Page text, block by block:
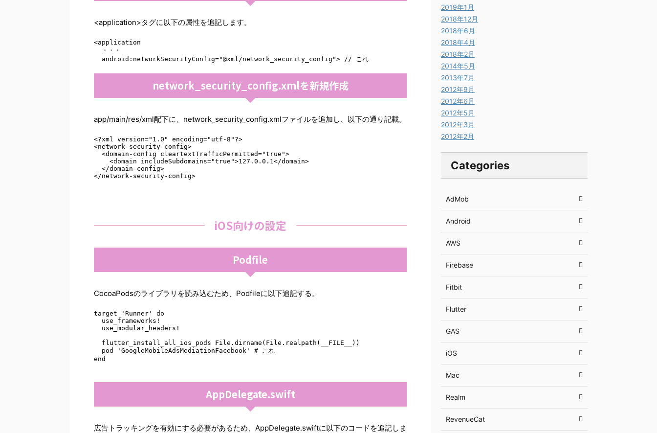
<application>タグに以下の属性を追記します。
<application
  ・・・
  android:networkSecurityConfig="@xml/network_security_config"> // これ
network_security_config.xmlを新規作成
app/main/res/xml配下に、network_security_config.xmlファイルを追加し、以下の通り記載。
<?xml version="1.0" encoding="utf-8"?>
<network-security-config>
  <domain-config cleartextTrafficPermitted="true">
    <domain includeSubdomains="true">127.0.0.1</domain>
  </domain-config>
</network-security-config>
iOS向けの設定
Podfile
CocoaPodsのライブラリを読み込むため、Podfileに以下追記する。
target 'Runner' do
  use_frameworks!
  use_modular_headers!
  flutter_install_all_ios_pods File.dirname(File.realpath(__FILE__))
  pod 'GoogleMobileAdsMediationFacebook' # これ
end
AppDelegate.swift
広告トラッキングを有効にする必要があるため、AppDelegate.swiftに以下のコードを追記しま
2019年1月
2018年12月
2018年6月
2018年4月
2018年2月
2014年5月
2013年7月
2012年9月
2012年6月
2012年5月
2012年3月
2012年2月
Categories
AdMob
Android
AWS
Firebase
Fitbit
Flutter
GAS
iOS
Mac
Realm
RevenueCat